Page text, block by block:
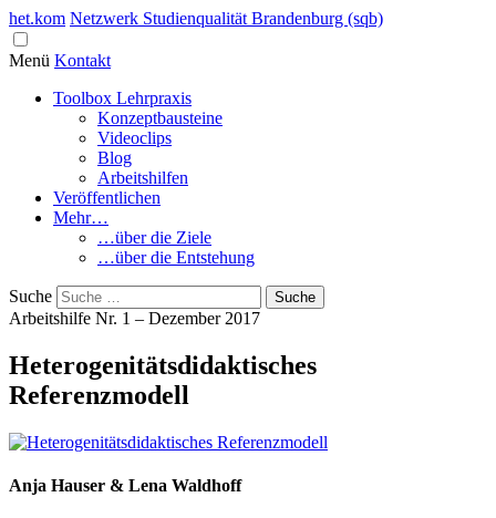
het.kom Netzwerk Studienqualität Brandenburg (sqb)
Menü Kontakt
Toolbox Lehrpraxis
Konzeptbausteine
Videoclips
Blog
Arbeitshilfen
Veröffentlichen
Mehr…
…über die Ziele
…über die Entstehung
Suche
Arbeitshilfe Nr. 1 – Dezember 2017
Heterogenitätsdidaktisches
Referenzmodell
Anja Hauser & Lena Waldhoff